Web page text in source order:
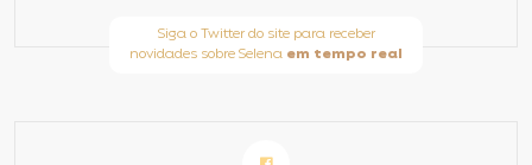
Siga o Twitter do site para receber
novidades sobre Selena em tempo real